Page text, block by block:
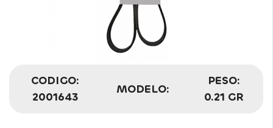
CODIGO:
2001643
MODELO:
PESO:
0.21 GR